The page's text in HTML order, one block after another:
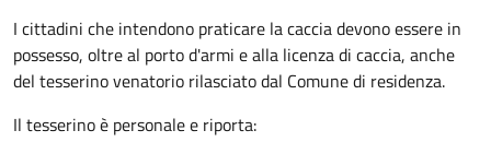
I cittadini che intendono praticare la caccia devono essere in
possesso, oltre al porto d'armi e alla licenza di caccia, anche
del tesserino venatorio rilasciato dal Comune di residenza.
Il tesserino è personale e riporta: